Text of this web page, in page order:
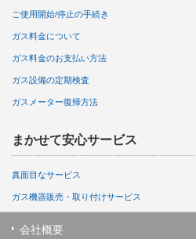
ご使用開始/停止の手続き
ガス料金について
ガス料金のお支払い方法
ガス設備の定期検査
ガスメーター復帰方法
まかせて安心サービス
真面目なサービス
ガス機器販売・取り付けサービス
会社概要